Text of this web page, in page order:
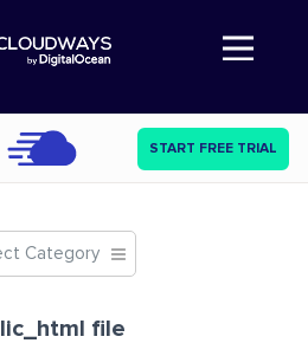
Abre a navegação
START FREE TRIAL
Category
file